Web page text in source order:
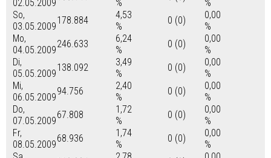
02.05.2009
%
%
So,
03.05.2009
178.884
4,53
%
0 (0)
0,00
%
Mo,
04.05.2009
246.633
6,24
%
0 (0)
0,00
%
Di,
05.05.2009
138.092
3,49
%
0 (0)
0,00
%
Mi,
06.05.2009
94.756
2,40
%
0 (0)
0,00
%
Do,
07.05.2009
67.808
1,72
%
0 (0)
0,00
%
Fr,
08.05.2009
68.936
1,74
%
0 (0)
0,00
%